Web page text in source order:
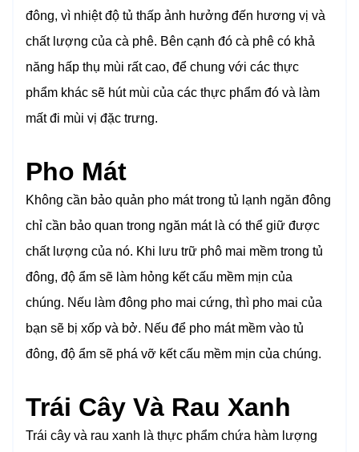
đông, vì nhiệt độ tủ thấp ảnh hưởng đến hương vị và
chất lượng của cà phê. Bên cạnh đó cà phê có khả
năng hấp thụ mùi rất cao, để chung với các thực
phẩm khác sẽ hút mùi của các thực phẩm đó và làm
mất đi mùi vị đặc trưng.
Pho Mát
Không cần bảo quản pho mát trong tủ lạnh ngăn đông
chỉ cần bảo quan trong ngăn mát là có thể giữ được
chất lượng của nó. Khi lưu trữ phô mai mềm trong tủ
đông, độ ẩm sẽ làm hỏng kết cấu mềm mịn của
chúng. Nếu làm đông pho mai cứng, thì pho mai của
bạn sẽ bị xốp và bở. Nếu để pho mát mềm vào tủ
đông, độ ẩm sẽ phá vỡ kết cấu mềm mịn của chúng.
Trái Cây Và Rau Xanh
Trái cây và rau xanh là thực phẩm chứa hàm lượng